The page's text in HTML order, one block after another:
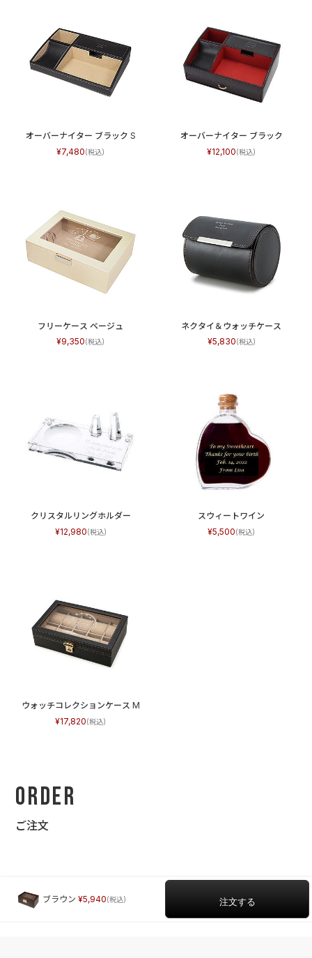
オーバーナイター ブラック S
7,480
オーバーナイター ブラック
12,100
フリーケース ベージュ
9,350
ネクタイ＆ウォッチケース
5,830
クリスタルリングホルダー
12,980
スウィートワイン
5,500
ウォッチコレクションケース M
17,820
Order
ご注文
ブラウン 5,940